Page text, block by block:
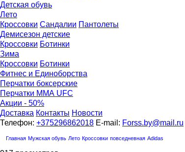
Детская обувь
Летo
Кроссовки Сандалии Пантолеты
Демисезон детские
Кроссовки Ботинки
Зима
Кроссовки Ботинки
Фитнес и Единоборства
Перчатки боксерские
Перчатки ММА UFC
Акции - 50%
Доставка Контакты Новости
Телефон: +375296862018 E-mail: Forss.by@mail.ru
Главная Мужская обувь Лето Кроссовки повседневная Adidas